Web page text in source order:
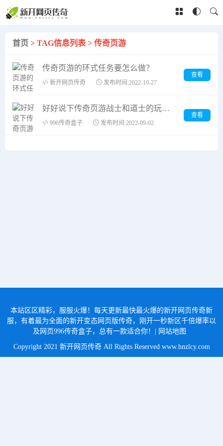
首页 > TAG信息列表 > 传奇页游
传奇页游的环式任务要怎么做？
新开网页传奇 发布时间:2022-10-27
查看
好好说下传奇页游战士和道士的玩法精髓
996传奇盒子 发布时间:2022-09-02
查看
本站区区精彩，服服火爆！每天更新最快最火爆的新开网页传奇新
服，有着最为全面的新开变态网页版传奇，刚开一秒新区千倍爆率以
及网页996传奇盒子，总有一款适合你！|
网站地图
Copyright 2021 新开网页传奇 All Rights Reserved www.hnzlcy.com